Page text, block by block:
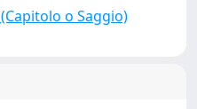
o Saggio)